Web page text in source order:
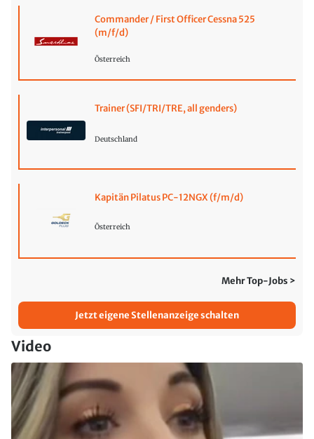
Commander / First Officer Cessna 525
(m/f/d)
Österreich
Trainer (SFI/TRI/TRE, all genders)
Deutschland
Kapitän Pilatus PC-12NGX (f/m/d)
Österreich
Mehr Top-Jobs >
Jetzt eigene Stellenanzeige schalten
Video